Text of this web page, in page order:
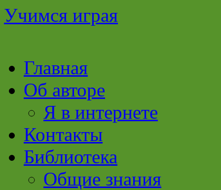
Учимся играя
Перейти
содержимому
Главная
Об авторе
Я в интернете
Контакты
Библиотека
Общие знания